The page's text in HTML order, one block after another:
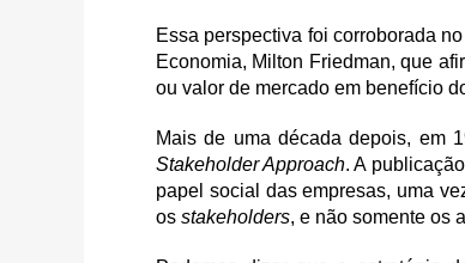
Essa perspectiva foi corroborada
Economia, Milton Friedman, que
ou valor de mercado em benefício
Mais de uma década depois, em
Stakeholder Approach. A
papel social das empresas, uma
os stakeholders, e não somente os